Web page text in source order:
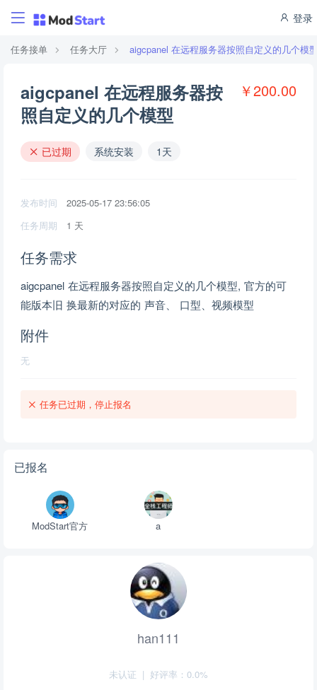
登录
任务接单 任务大厅 aigcpanel 在远程服务器按照自定义的几个模
aigcpanel 在远程服务器按
照自定义的几个模型
￥200.00
已过期 系统安装 1天
发布时间
2025-05-17 23:56:05
任务周期
1 天
任务需求
aigcpanel 在远程服务器按照自定义的几个模型, 官方的可
能版本旧 换最新的对应的 声音、 口型、视频模型
附件
无
任务已过期，停止报名
已报名
ModStart官方 a
han111
未认证 | 好评率：0.0%